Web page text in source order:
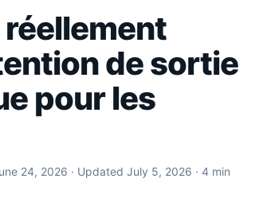
de sortie
pour les
24, 2026 · Updated July 5, 2026 · 4 min